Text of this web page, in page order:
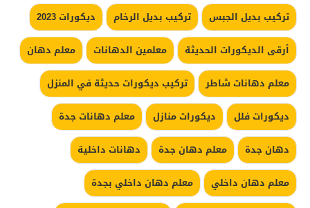
تركيب بديل الجبس
تركيب بديل الرخام
ديكورات 2023
أرقى الديكورات الحديثة
معلمين الدهانات
معلم دهان
معلم دهانات شاطر
تركيب ديكورات حديثة في المنزل
ديكورات فلل
ديكورات منازل
معلم دهانات جدة
دهان جدة
معلم دهان جدة
دهانات داخلية
معلم دهان داخلي
معلم دهان داخلي بجدة